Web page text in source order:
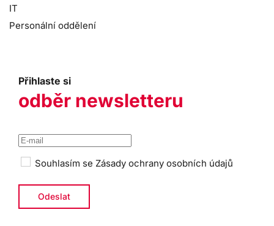
IT
Personální oddělení
Přihlaste si
odběr newsletteru
Souhlasím se Zásady ochrany osobních údajů